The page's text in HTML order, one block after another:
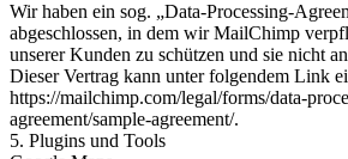
Wir haben ein sog. „Data-Processing-
abgeschlossen, in dem wir MailChimp
unserer Kunden zu schützen und sie nicht
Dieser Vertrag kann unter folgendem Link
https://mailchimp.com/legal/forms/data-
agreement/sample-agreement/.
5. Plugins und Tools